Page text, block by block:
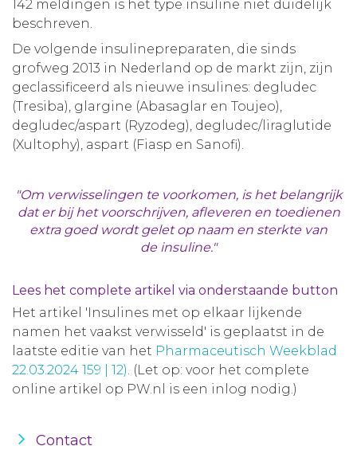
142 meldingen is het type insuline niet duidelijk
beschreven.
De volgende insulinepreparaten, die sinds
grofweg 2013 in Nederland op de markt zijn, zijn
geclassificeerd als nieuwe insulines: degludec
(Tresiba), glargine (Abasaglar en Toujeo),
degludec/aspart (Ryzodeg), degludec/liraglutide
(Xultophy), aspart (Fiasp en Sanofi).
"Om verwisselingen te voorkomen, is het belangrijk
dat er bij het voorschrijven, afleveren en toedienen
extra goed wordt gelet op naam en sterkte van
de insuline."
Lees het complete artikel via onderstaande button
Het artikel 'Insulines met op elkaar lijkende
namen het vaakst verwisseld' is geplaatst in de
laatste editie van het Pharmaceutisch Weekblad
22.03.2024 159 | 12). (Let op: voor het complete
online artikel op PW.nl is een inlog nodig.)
Contact